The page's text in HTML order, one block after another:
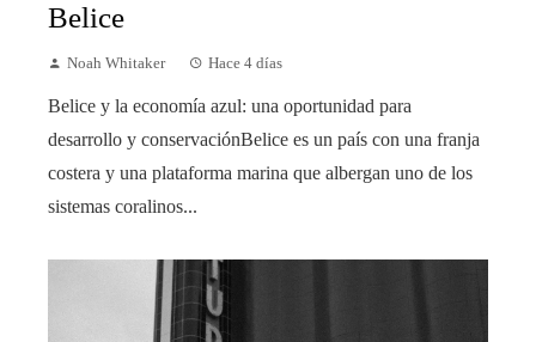
Belice
Noah Whitaker Hace 4 días
Belice y la economía azul: una oportunidad para
desarrollo y conservaciónBelice es un país con una franja
costera y una plataforma marina que albergan uno de los
sistemas coralinos...